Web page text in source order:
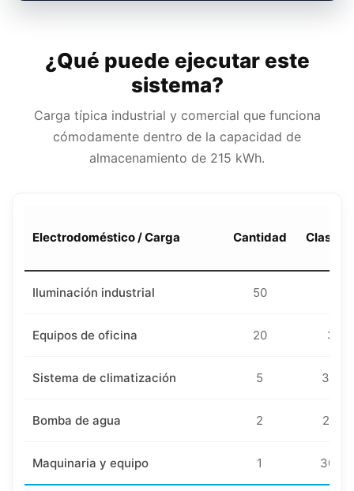
¿Qué puede ejecutar este
sistema?
Carga típica industrial y comercial que funciona
cómodamente dentro de la capacidad de
almacenamiento de 215 kWh.
Electrodoméstico / Carga Cantidad
Iluminación industrial 50
Equipos de oficina 20
Sistema de climatización 5 3000
Bomba de agua 2 2200
Maquinaria y equipo 1